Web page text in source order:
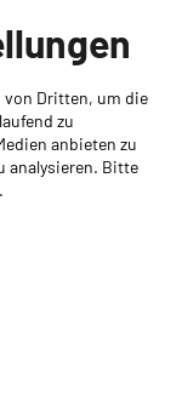
von Dritten, um die
zu
anbieten zu
analysieren. Bitte